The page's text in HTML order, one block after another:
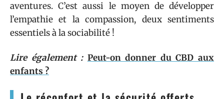
aventures. C’est aussi le moyen de développer
l’empathie et la compassion, deux sentiments
essentiels à la sociabilité !
Lire également : Peut-on donner du CBD aux
enfants ?